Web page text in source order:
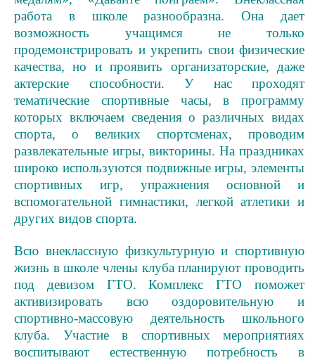
работа в школе разнообразна. Она дает
возможность учащимся не только
продемонстрировать и укрепить свои физические
качества, но и проявить организаторские, даже
актерские способности. У нас проходят
тематические спортив­ные часы, в программу
которых включаем сведения о различных видах
спорта, о великих спортсменах, проводим
развлекательные игры, викторины. На праздниках
широко используются подвижные игры, элементы
спортивных игр, упражнения основной и
вспомогательной гимнастики, легкой атлетики и
других видов спорта.
Всю внеклассную физкультурную и спортивную
жизнь в школе члены клуба планируют проводить
под девизом ГТО. Комплекс ГТО поможет
активизировать всю оздоровительную и
спортивно-массовую деятельность школьного
клуба. Участие в спортивных мероприятиях
воспитывают естественную потребность в